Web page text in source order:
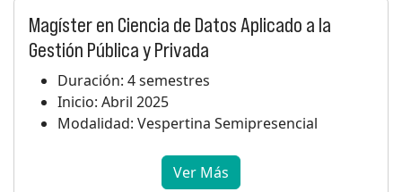
Magíster en Ciencia de Datos Aplicado a la
Gestión Pública y Privada
Duración: 4 semestres
Inicio: Abril 2025
Modalidad: Vespertina Semipresencial
Ver Más